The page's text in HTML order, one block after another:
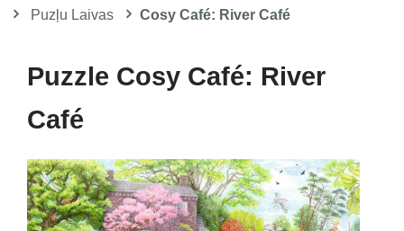
Puzļu Laivas
Cosy Café: River Café
Puzzle Cosy Café: River
Café